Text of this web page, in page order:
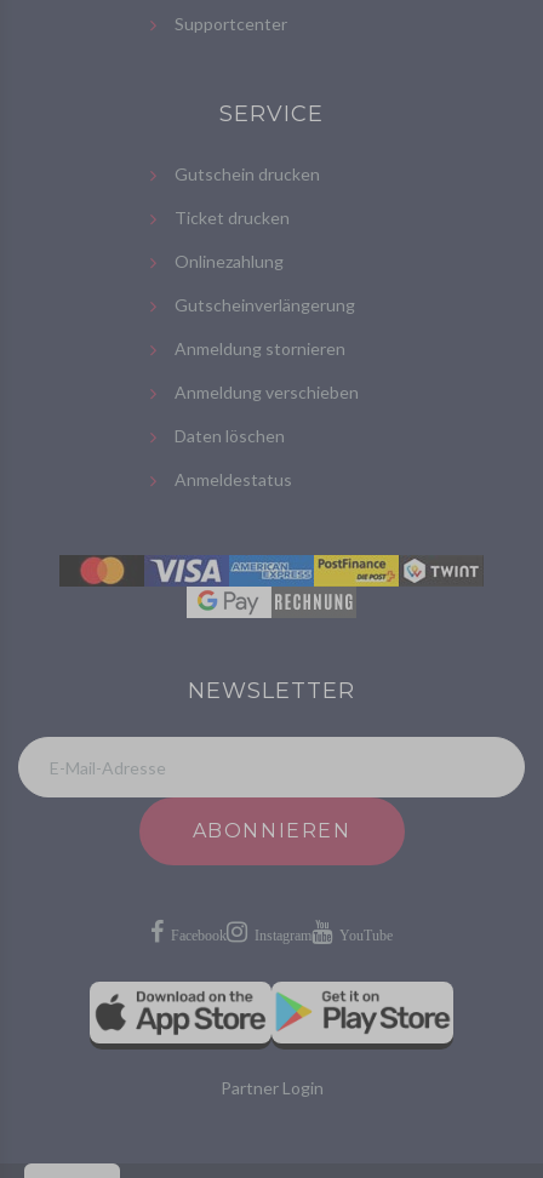
Supportcenter
SERVICE
Gutschein drucken
Ticket drucken
Onlinezahlung
Gutscheinverlängerung
Anmeldung stornieren
Anmeldung verschieben
Daten löschen
Anmeldestatus
NEWSLETTER
ABONNIEREN
Partner Login